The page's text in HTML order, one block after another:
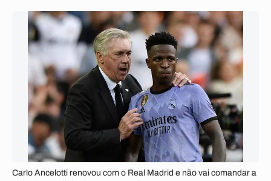
Carlo Ancelotti renovou com o Real Madrid e não vai comandar a